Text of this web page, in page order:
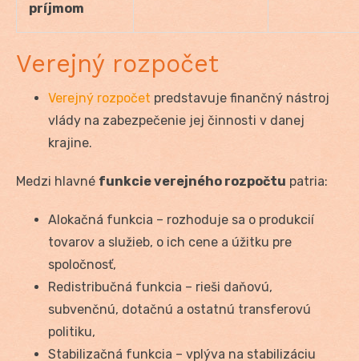
príjmom
Verejný rozpočet
Verejný rozpočet predstavuje finančný nástroj
vlády na zabezpečenie jej činnosti v danej
krajine.
Medzi hlavné funkcie verejného rozpočtu patria:
Alokačná funkcia – rozhoduje sa o produkcií
tovarov a služieb, o ich cene a úžitku pre
spoločnosť,
Redistribučná funkcia – rieši daňovú,
subvenčnú, dotačnú a ostatnú transferovú
politiku,
Stabilizačná funkcia – vplýva na stabilizáciu